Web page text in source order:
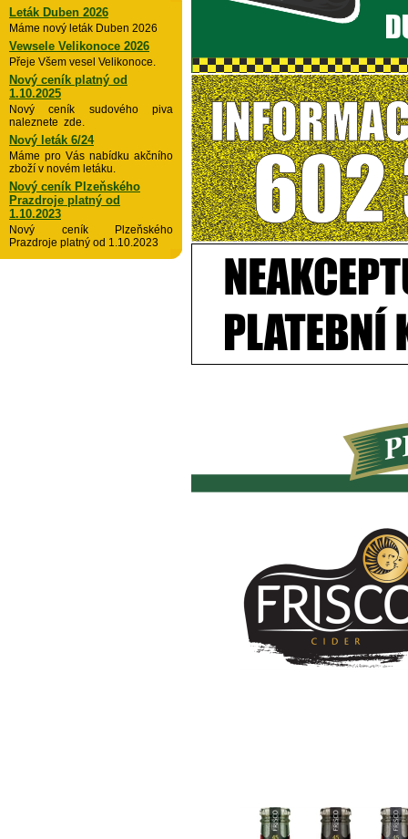
Leták Duben 2026
Máme nový leták Duben 2026
Vewsele Velikonoce 2026
Přeje Všem vesel Velikonoce.
Nový ceník platný od
1.10.2025
Nový ceník sudového piva
naleznete zde.
Nový leták 6/24
Máme pro Vás nabídku akčního
zboží v novém letáku.
Nový ceník Plzeňského
Prazdroje platný od
1.10.2023
Nový ceník Plzeňského
Prazdroje platný od 1.10.2023